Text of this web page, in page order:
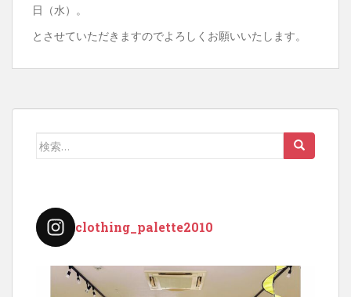
日（水）。
とさせていただきますのでよろしくお願いいたします。
検
clothing_palette2010